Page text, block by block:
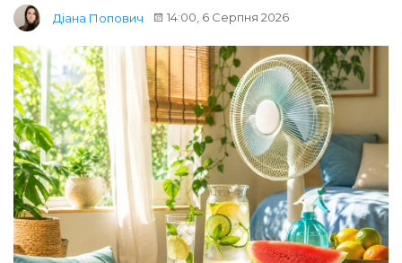
Діана Попович 14:00, 6 Серпня 2026